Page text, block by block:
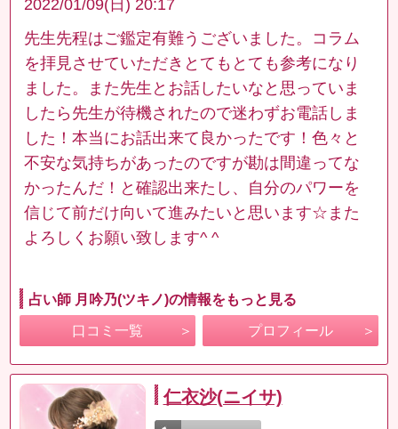
2022/01/09(日) 20:17
先生先程はご鑑定有難うございました。コラム
を拝見させていただきとてもとても参考になり
ました。また先生とお話したいなと思っていま
したら先生が待機されたので迷わずお電話しま
した！本当にお話出来て良かったです！色々と
不安な気持ちがあったのですが勘は間違ってな
かったんだ！と確認出来たし、自分のパワーを
信じて前だけ向いて進みたいと思います☆また
よろしくお願い致します^ ^
占い師 月吟乃(ツキノ)の情報をもっと見る
口コミ一覧 プロフィール
仁衣沙(ニイサ)